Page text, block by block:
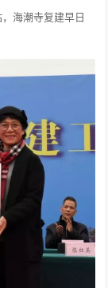
海潮寺复建早日